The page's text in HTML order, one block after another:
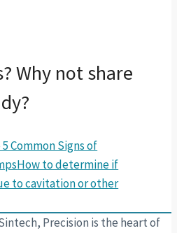
Why not share
Common Signs of
How to determine if
to cavitation or other
Precision is the heart of